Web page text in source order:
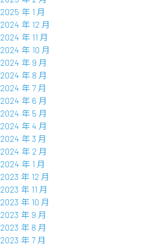
2025 年 1 月
2024 年 12 月
2024 年 11 月
2024 年 10 月
2024 年 9 月
2024 年 8 月
2024 年 7 月
2024 年 6 月
2024 年 5 月
2024 年 4 月
2024 年 3 月
2024 年 2 月
2024 年 1 月
2023 年 12 月
2023 年 11 月
2023 年 10 月
2023 年 9 月
2023 年 8 月
2023 年 7 月